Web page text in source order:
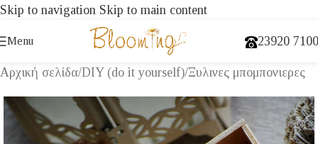
Skip to navigation Skip to main content
Menu 23920
Αρχική σελίδα/DIY (do it yourself)/Ξυλινες μπομπονιερες